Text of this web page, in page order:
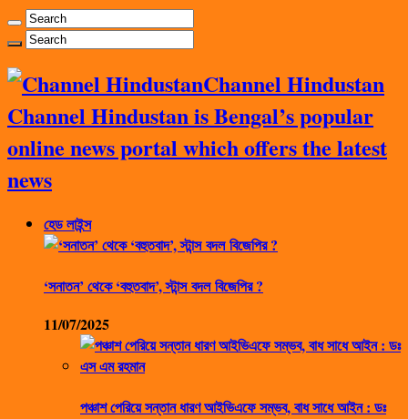
Channel Hindustan
Channel Hindustan is Bengal’s popular
online news portal which offers the latest
news
হেড লাইন্স
‘সনাতন’ থেকে ‘বহুতবাদ’, স্টান্স বদল বিজেপির ?
11/07/2025
পঞ্চাশ পেরিয়ে সন্তান ধারণ আইভিএফে সম্ভব, বাধ সাধে আইন : ডঃ